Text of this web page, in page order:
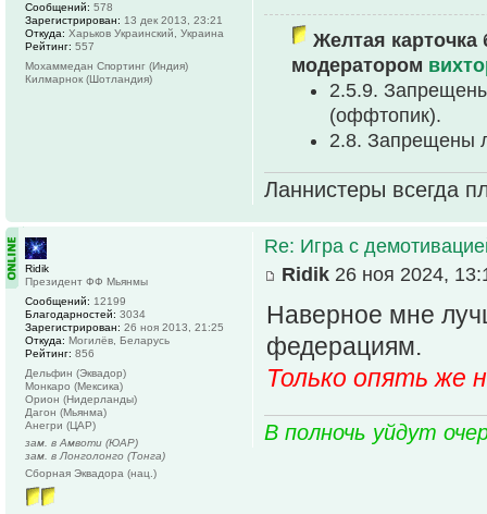
Желтая карточка
модератором
2.5.9.
(оффтопик).
2.8. Запрещены
Ланнистеры всегда
Сообщений: 578
Зарегистрирован: 13 дек 2013, 23:21
Откуда: Харьков Украинский, Украина
Рейтинг: 557
Мохаммедан Спортинг (Индия)
Килмарнок (Шотландия)
Re: Игра с
Ridik 26 ноя 2024,
Наверное мне
федерациям.
Только опять же
В полночь уйдут
Ridik
Президент ФФ Мьянмы
Сообщений: 12199
Благодарностей: 3034
Зарегистрирован: 26 ноя 2013, 21:25
Откуда: Могилёв, Беларусь
Рейтинг: 856
Дельфин (Эквадор)
Монкаро (Мексика)
Орион (Нидерланды)
Дагон (Мьянма)
Анегри (ЦАР)
зам. в Амвоти (ЮАР)
зам. в Лонголонго (Тонга)
Сборная Эквадора (нац.)